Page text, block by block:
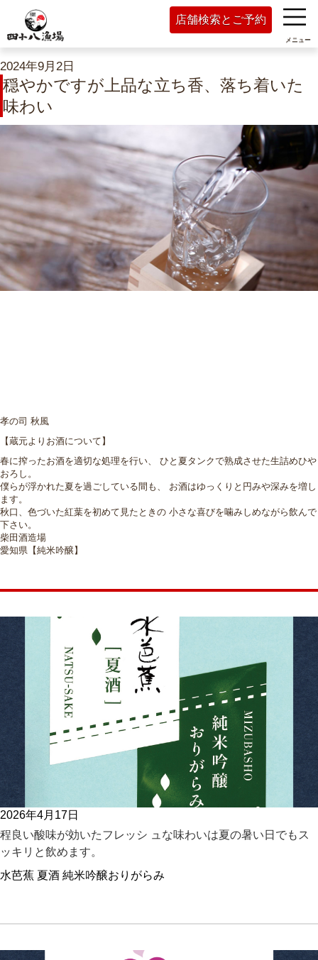
店舗検索とご予約
メニュー
2024年9月2日
穏やかですが上品な立ち香、落ち着いた
味わい
孝の司 秋風
【蔵元よりお酒について】
春に搾ったお酒を適切な処理を行い、 ひと夏タンクで熟成させた生詰めひや
おろし。
僕らが浮かれた夏を過ごしている間も、 お酒はゆっくりと円みや深みを増し
ます。
秋口、色づいた紅葉を初めて見たときの 小さな喜びを噛みしめながら飲んで
下さい。
柴田酒造場
愛知県【純米吟醸】
2026年4月17日
程良い酸味が効いたフレッシ ュな味わいは夏の暑い日でもス
ッキリと飲めます。
水芭蕉 夏酒 純米吟醸おりがらみ